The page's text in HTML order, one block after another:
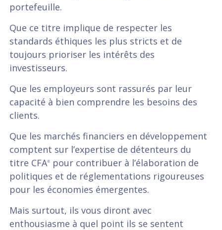
portefeuille.
Que ce titre implique de respecter les
standards éthiques les plus stricts et de
toujours prioriser les intérêts des
investisseurs.
Que les employeurs sont rassurés par leur
capacité à bien comprendre les besoins des
clients.
Que les marchés financiers en développement
comptent sur l’expertise de détenteurs du
titre CFA®pour contribuer à l’élaboration de
politiques et de réglementations rigoureuses
pour les économies émergentes.
Mais surtout, ils vous diront avec
enthousiasme à quel point ils se sentent